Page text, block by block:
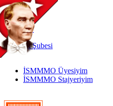
TR
|
EN
İnternetŞubesi
İSMMMO Üyesiyim
İSMMMO Stajyeriyim